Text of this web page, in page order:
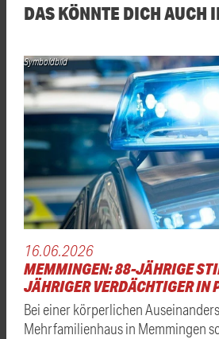
DAS KÖNNTE DICH AUCH
Symboldbild
16.06.2026
MEMMINGEN: 88-JÄHRIGE
JÄHRIGER VERDÄCHTIGER IN
Bei einer körperlichen
Mehrfamilienhaus in Memmingen